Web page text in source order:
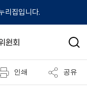
리집입니다.
검
인쇄 공유